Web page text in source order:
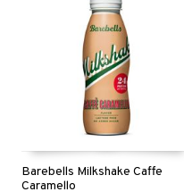
Barebells Milkshake Caffe
Caramello